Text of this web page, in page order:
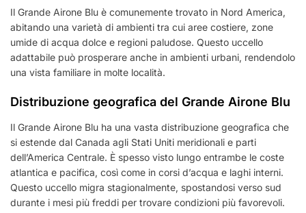
Il Grande Airone Blu è comunemente trovato in Nord America,
abitando una varietà di ambienti tra cui aree costiere, zone
umide di acqua dolce e regioni paludose. Questo uccello
adattabile può prosperare anche in ambienti urbani, rendendolo
una vista familiare in molte località.
Distribuzione geografica del Grande Airone Blu
Il Grande Airone Blu ha una vasta distribuzione geografica che
si estende dal Canada agli Stati Uniti meridionali e parti
dell’America Centrale. È spesso visto lungo entrambe le coste
atlantica e pacifica, così come in corsi d’acqua e laghi interni.
Questo uccello migra stagionalmente, spostandosi verso sud
durante i mesi più freddi per trovare condizioni più favorevoli.